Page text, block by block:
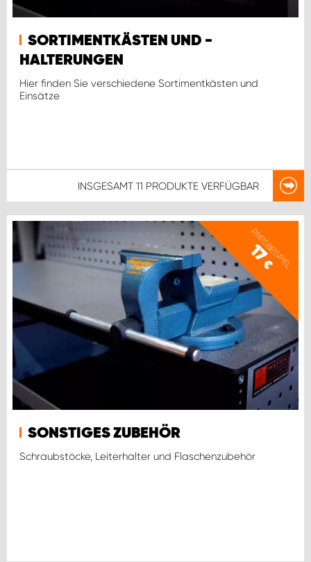
SORTIMENTKÄSTEN UND -
HALTERUNGEN
Hier finden Sie verschiedene Sortimentkästen und
Einsätze
INSGESAMT 11 PRODUKTE VERFÜGBAR
PREISBEISPIEL
17
€
SONSTIGES ZUBEHÖR
Schraubstöcke, Leiterhalter und Flaschenzubehör